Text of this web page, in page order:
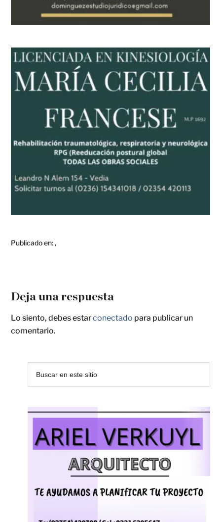
Publicado en:,
Deja una respuesta
Lo siento, debes estarconectado para publicar un
comentario.